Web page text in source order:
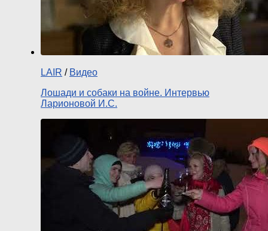
LAIR / Видео
Лошади и собаки на войне. Интервью
Ларионовой И.С.